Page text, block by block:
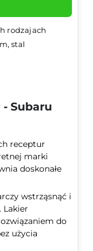
rodzajach
stal
Subaru
receptur
marki
doskonałe
wstrząsnąć i
Lakier
do
użycia